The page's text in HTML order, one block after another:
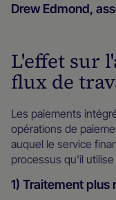
Drew Edmond,
L'effet sur
flux de
Les paiements
opérations de
auquel le service
processus qu'il utilise
1) Traitement